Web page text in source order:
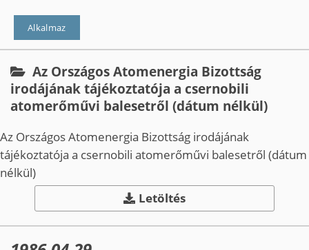
Az Országos Atomenergia Bizottság
irodájának tájékoztatója a csernobili
atomerőművi balesetről (dátum nélkül)
Az Országos Atomenergia Bizottság irodájának
tájékoztatója a csernobili atomerőművi balesetről (dátum
nélkül)
Letöltés